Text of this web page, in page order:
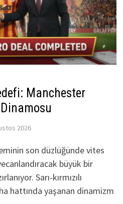
Manchester
2026
son düzlüğünde vites
büyük bir
Sarı-kırmızılı
hattında yaşanan dinamizm